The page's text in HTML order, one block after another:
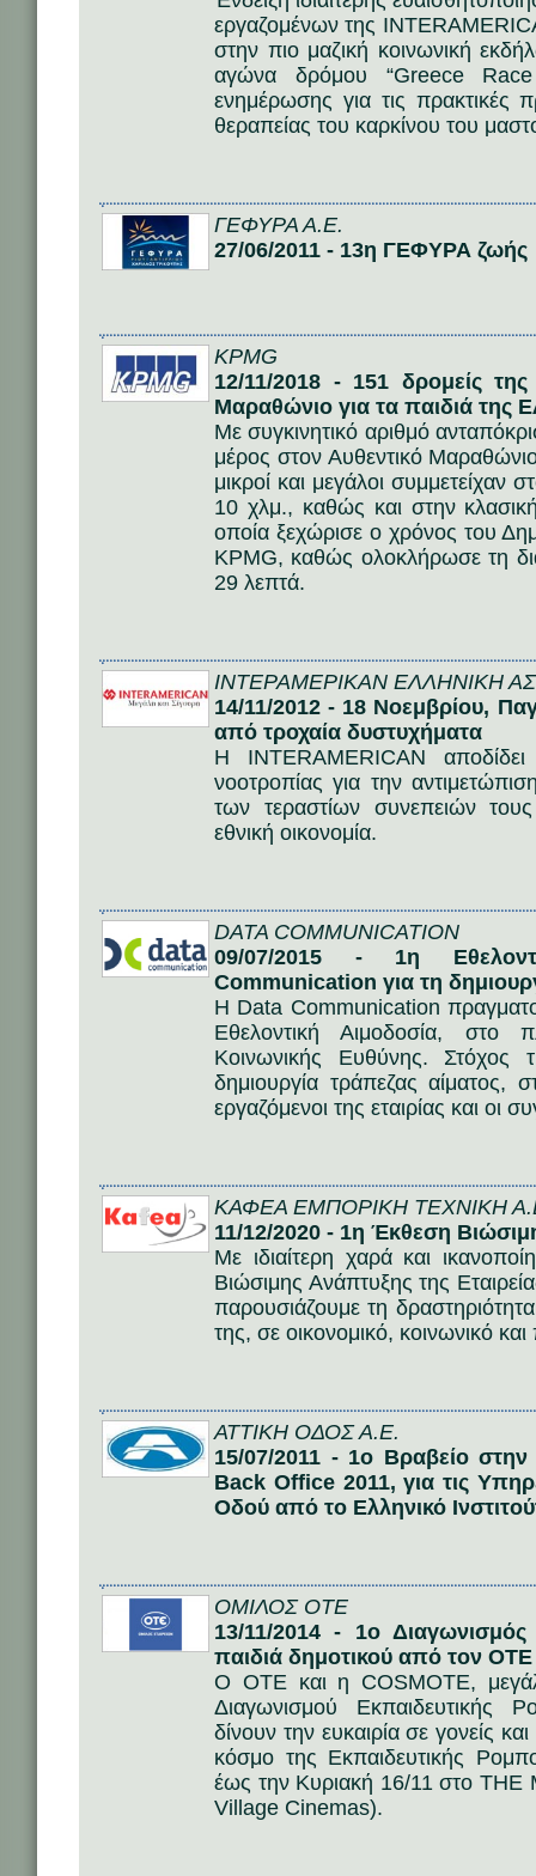
εργαζομένων της
στην πιο μαζική κοινωνική
αγώνα δρόμου “Greece
ενημέρωσης για τις πρακτικές
θεραπείας του καρκίνου του
ΓΕΦΥΡΑ Α.Ε.
27/06/2011 - 13η ΓΕΦΥΡΑ ζωής
KPMG
12/11/2018 - 151 δρομείς
Μαραθώνιο για τα παιδιά της
Με συγκινητικό αριθμό
μέρος στον Αυθεντικό
μικροί και μεγάλοι
10 χλμ., καθώς και στην
οποία ξεχώρισε ο χρόνος του
KPMG, καθώς ολοκλήρωσε τη
29 λεπτά.
ΙΝΤΕΡΑΜΕΡΙΚΑΝ ΕΛΛΗΝΙΚΗ
14/11/2012 - 18 Νοεμβρίου,
από τροχαία δυστυχήματα
Η INTERAMERICAN αποδίδει
νοοτροπίας για την
των τεραστίων συνεπειών
εθνική οικονομία.
DATA COMMUNICATION
09/07/2015 - 1η
Communication για τη
Η Data Communication
Εθελοντική Αιμοδοσία, στο
Κοινωνικής Ευθύνης. Στόχος
δημιουργία τράπεζας
εργαζόμενοι της εταιρίας και οι
ΚΑΦΕΑ ΕΜΠΟΡΙΚΗ ΤΕΧΝΙΚΗ
11/12/2020 - 1η Έκθεση
Με ιδιαίτερη χαρά και
Βιώσιμης Ανάπτυξης της
παρουσιάζουμε τη
της, σε οικονομικό, κοινωνικό
ΑΤΤΙΚΗ ΟΔΟΣ Α.Ε.
15/07/2011 - 1ο Βραβείο
Back Office 2011, για τις
Οδού από το Ελληνικό
ΟΜΙΛΟΣ ΟΤΕ
13/11/2014 - 1ο Διαγωνισμός
παιδιά δημοτικού από τον ΟΤΕ
O OTE και η COSMOTE,
Διαγωνισμού Εκπαιδευτικής
δίνουν την ευκαιρία σε γονείς
κόσμο της Εκπαιδευτικής
έως την Κυριακή 16/11 στο
Village Cinemas).